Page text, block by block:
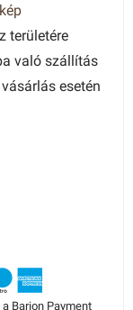
területére
való szállítás
vásárlás esetén
Barion Payment